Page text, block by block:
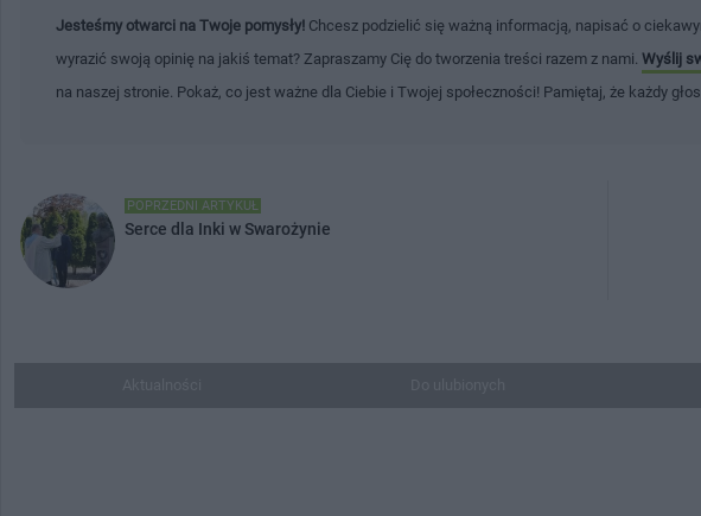
Jesteśmy otwarci na Twoje pomysły! Chcesz podzielić się ważną informacją, napisać o
wyrazić swoją opinię na jakiś temat? Zapraszamy Cię do tworzenia treści razem z nami. Wyślij
na naszej stronie. Pokaż, co jest ważne dla Ciebie i Twojej społeczności! Pamiętaj, że każdy
POPRZEDNI ARTYKUŁ
Serce dla Inki w Swarożynie